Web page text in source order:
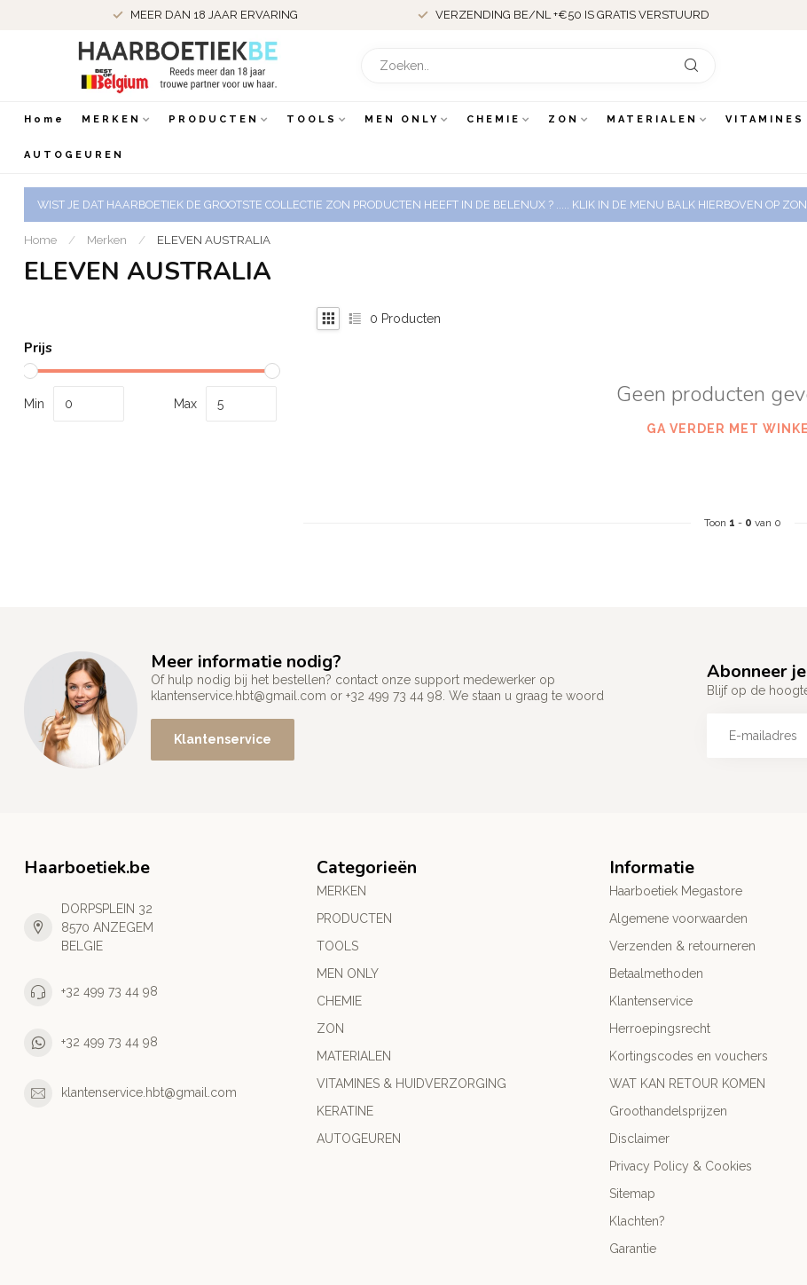
MEER DAN 18 JAAR ERVARING VERZENDING BE/NL +€50 IS GRATIS VERSTUURD
Home MERKEN PRODUCTEN TOOLS MEN ONLY CHEMIE ZON MATERIALEN VITAMINES
AUTOGEUREN
WIST JE DAT HAARBOETIEK DE GROOTSTE COLLECTIE ZON PRODUCTEN HEEFT IN DE BELENUX ? ..... KLIK IN DE MENU BALK HIERBOVEN OP
Home / Merken / ELEVEN AUSTRALIA
ELEVEN AUSTRALIA
Prijs
Min Max
0 Producten
Geen producten
GA VERDER MET
Toon 1 - 0 van 0
Meer informatie nodig?
Of hulp nodig bij het bestellen? contact onze support medewerker op
klantenservice.hbt@gmail.com or +32 499 73 44 98. We staan u graag te woord
Klantenservice
Abonneer
Blijf op de
Haarboetiek.be
DORPSPLEIN 32
8570 ANZEGEM
BELGIE
+32 499 73 44 98
+32 499 73 44 98
klantenservice.hbt@gmail.com
Categorieën
MERKEN
PRODUCTEN
TOOLS
MEN ONLY
CHEMIE
ZON
MATERIALEN
VITAMINES & HUIDVERZORGING
KERATINE
AUTOGEUREN
Informatie
Haarboetiek Megastore
Algemene voorwaarden
Verzenden & retourneren
Betaalmethoden
Klantenservice
Herroepingsrecht
Kortingscodes en vouchers
WAT KAN RETOUR KOMEN
Groothandelsprijzen
Disclaimer
Privacy Policy & Cookies
Sitemap
Klachten?
Garantie